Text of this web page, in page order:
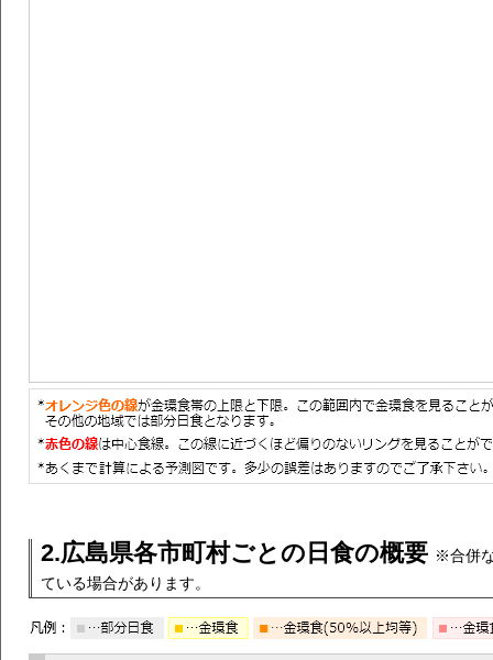
2.広島県各市町村ごとの日食の概要 ※合併
ている場合があります。